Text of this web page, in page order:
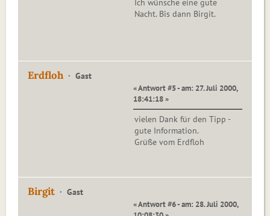
Ich wünsche eine gute
Nacht. Bis dann Birgit.
Erdfloh Gast
« Antwort #5 - am: 27. Juli 2000,
18:41:18 »
vielen Dank für den Tipp -
gute Information.
Grüße vom Erdfloh
Birgit Gast
« Antwort #6 - am: 28. Juli 2000,